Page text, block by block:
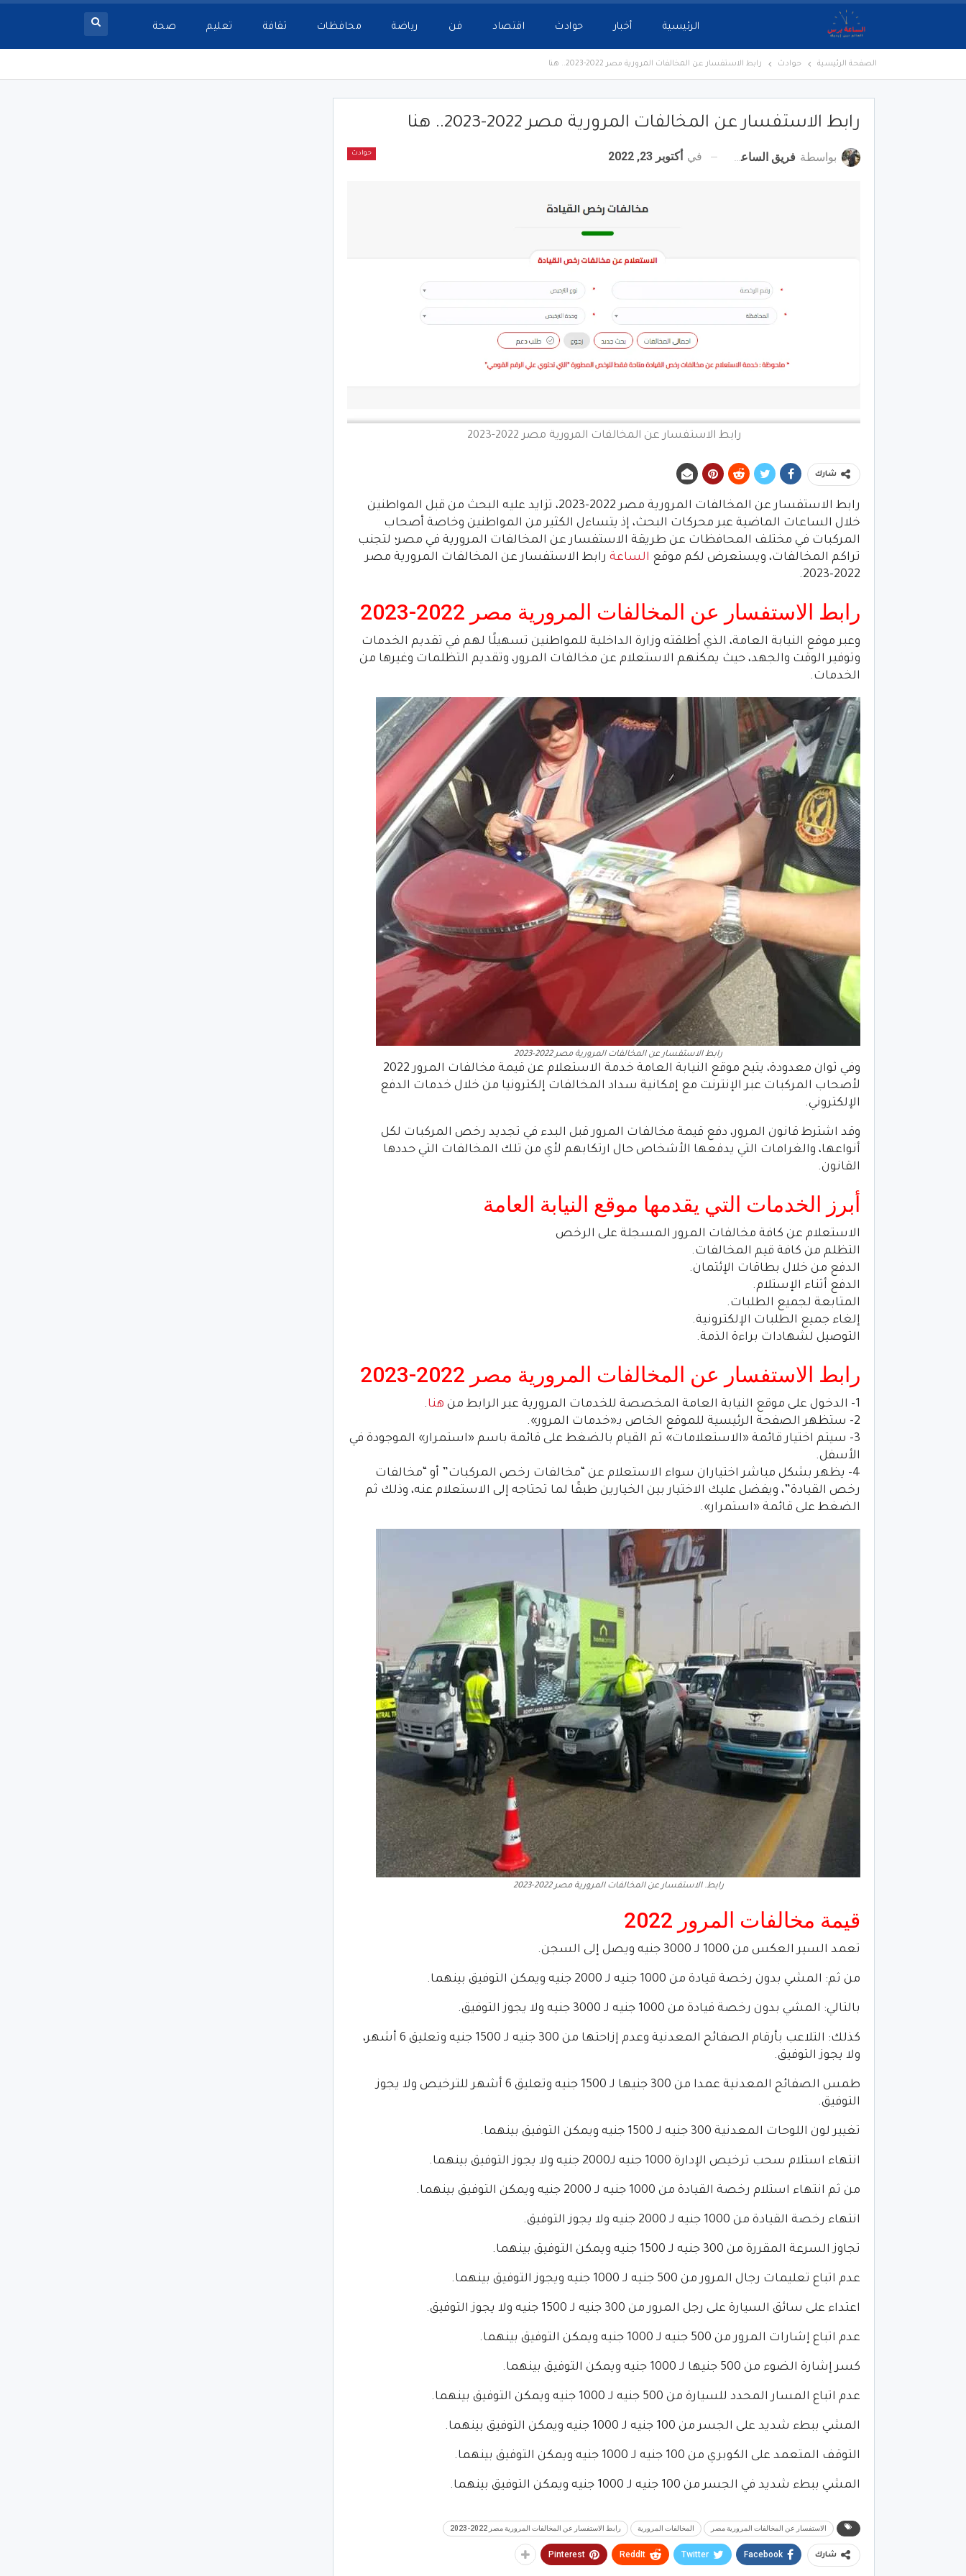
الرئيسية أخبار حوادث اقتصاد فن رياضة محافظات ثقافة تعليم صحة
الصفحة الرئيسية حوادث رابط الاستفسار عن المخالفات المرورية مصر 2022-2023.. هنا
رابط الاستفسار عن المخالفات المرورية مصر 2022-2023.. هنا
حوادث بواسطة فريق الساعة برس في أكتوبر 23, 2022
رابط الاستفسار عن المخالفات المرورية مصر 2022-2023
شارك
رابط الاستفسار عن المخالفات المرورية مصر 2022-2023، تزايد عليه البحث من قبل المواطنين
خلال الساعات الماضية عبر محركات البحث، إذ يتساءل الكثير من المواطنين وخاصة أصحاب
المركبات في مختلف المحافظات عن طريقة الاستفسار عن المخالفات المرورية في مصر؛ لتجنب
تراكم المخالفات، ويستعرض لكم موقع الساعة رابط الاستفسار عن المخالفات المرورية مصر
2022-2023.
رابط الاستفسار عن المخالفات المرورية مصر 2022-2023
وعبر موقع النيابة العامة، الذي أطلقته وزارة الداخلية للمواطنين تسهيلًا لهم في تقديم الخدمات
وتوفير الوقت والجهد، حيث يمكنهم الاستعلام عن مخالفات المرور، وتقديم التظلمات وغيرها من
الخدمات.
رابط الاستفسار عن المخالفات المرورية مصر 2022-2023
وفي ثوان معدودة، يتيح موقع النيابة العامة خدمة الاستعلام عن قيمة مخالفات المرور 2022
لأصحاب المركبات عبر الإنترنت مع إمكانية سداد المخالفات إلكترونيا من خلال خدمات الدفع
الإلكتروني.
وقد اشترط قانون المرور، دفع قيمة مخالفات المرور قبل البدء في تجديد رخص المركبات لكل
أنواعها، والغرامات التي يدفعها الأشخاص حال ارتكابهم لأي من تلك المخالفات التي حددها
القانون.
أبرز الخدمات التي يقدمها موقع النيابة العامة
الاستعلام عن كافة مخالفات المرور المسجلة على الرخص
التظلم من كافة قيم المخالفات.
الدفع من خلال بطاقات الإئتمان.
الدفع أثناء الإستلام.
المتابعة لجميع الطلبات.
إلغاء جميع الطلبات الإلكترونية.
التوصيل لشهادات براءة الذمة.
رابط الاستفسار عن المخالفات المرورية مصر 2022-2023
1- الدخول على موقع النيابة العامة المخصصة للخدمات المرورية عبر الرابط من هنا.
2- ستظهر الصفحة الرئيسية للموقع الخاص بـ«خدمات المرور».
3- سيتم اختيار قائمة «الاستعلامات» ثم القيام بالضغط على قائمة باسم «استمرار» الموجودة في
الأسفل.
4- يظهر بشكل مباشر اختياران سواء الاستعلام عن “مخالفات رخص المركبات” أو “مخالفات
رخص القيادة”، ويفضل عليك الاختيار بين الخيارين طبقًا لما تحتاجه إلى الاستعلام عنه، وذلك ثم
الضغط على قائمة «استمرار».
رابط. الاستفسار عن المخالفات المرورية مصر 2022-2023
قيمة مخالفات المرور 2022
تعمد السير العكس من 1000 لـ 3000 جنيه ويصل إلى السجن.
من ثم: المشي بدون رخصة قيادة من 1000 جنيه لـ 2000 جنيه ويمكن التوفيق بينهما.
بالتالي: المشي بدون رخصة قيادة من 1000 جنيه لـ 3000 جنيه ولا يجوز التوفيق.
كذلك: التلاعب بأرقام الصفائح المعدنية وعدم إزاحتها من 300 جنيه لـ 1500 جنيه وتعليق 6 أشهر،
ولا يجوز التوفيق.
طمس الصفائح المعدنية عمدا من 300 جنيها لـ 1500 جنيه وتعليق 6 أشهر للترخيص ولا يجوز
التوفيق.
تغيير لون اللوحات المعدنية 300 جنيه لـ 1500 جنيه ويمكن التوفيق بينهما.
انتهاء استلام سحب ترخيص الإدارة 1000 جنيه لـ2000 جنيه ولا يجوز التوفيق بينهما.
من ثم انتهاء استلام رخصة القيادة من 1000 جنيه لـ 2000 جنيه ويمكن التوفيق بينهما.
انتهاء رخصة القيادة من 1000 جنيه لـ 2000 جنيه ولا يجوز التوفيق.
تجاوز السرعة المقررة من 300 جنيه لـ 1500 جنيه ويمكن التوفيق بينهما.
عدم اتباع تعليمات رجال المرور من 500 جنيه لـ 1000 جنيه ويجوز التوفيق بينهما.
اعتداء على سائق السيارة على رجل المرور من 300 جنيه لـ 1500 جنيه ولا يجوز التوفيق.
عدم اتباع إشارات المرور من 500 جنيه لـ 1000 جنيه ويمكن التوفيق بينهما.
كسر إشارة الضوء من 500 جنيها لـ 1000 جنيه ويمكن التوفيق بينهما.
عدم اتباع المسار المحدد للسيارة من 500 جنيه لـ 1000 جنيه ويمكن التوفيق بينهما.
المشي ببطء شديد على الجسر من 100 جنيه لـ 1000 جنيه ويمكن التوفيق بينهما.
التوقف المتعمد على الكوبري من 100 جنيه لـ 1000 جنيه ويمكن التوفيق بينهما.
المشي ببطء شديد في الجسر من 100 جنيه لـ 1000 جنيه ويمكن التوفيق بينهما.
الاستفسار عن المخالفات المرورية مصر المخالفات المرورية رابط الاستفسار عن المخالفات المرورية مصر 2022-2023
شارك Facebook
Twitter
ReddIt
Pinterest